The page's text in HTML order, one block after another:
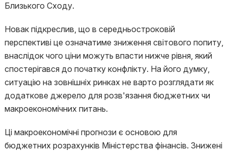
Близького Сходу.
Новак підкреслив, що в середньостроковій
перспективі це означатиме зниження світового попиту,
внаслідок чого ціни можуть впасти нижче рівня, який
спостерігався до початку конфлікту. На його думку,
ситуацію на зовнішніх ринках не варто розглядати як
додаткове джерело для розв'язання бюджетних чи
макроекономічних питань.
Ці макроекономічні прогнози є основою для
бюджетних розрахунків Міністерства фінансів. Знижені